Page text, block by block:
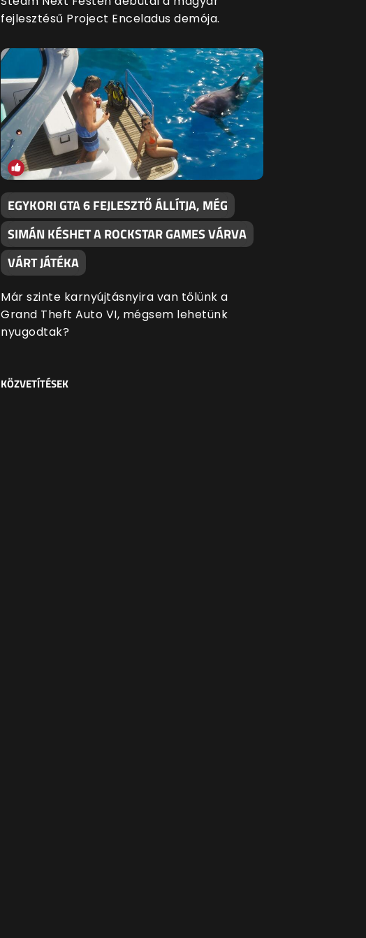
fejlesztésű Project Enceladus demója.
EGYKORI GTA 6 FEJLESZTŐ ÁLLÍTJA, MÉG
SIMÁN KÉSHET A ROCKSTAR GAMES VÁRVA
VÁRT JÁTÉKA
Már szinte karnyújtásnyira van tőlünk a
Grand Theft Auto VI, mégsem lehetünk
nyugodtak?
KÖZVETÍTÉSEK